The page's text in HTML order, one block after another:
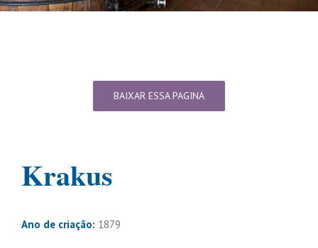
BAIXAR ESSA PAGINA
Krakus
Ano de criação: 1879